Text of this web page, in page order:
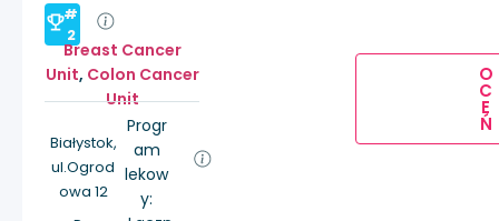
#
2
Breast Cancer
Unit, Colon Cancer
Unit
Białystok,
ul.Ogrod
owa 12
Progr
am
lekow
y:
O
C
E
Ń